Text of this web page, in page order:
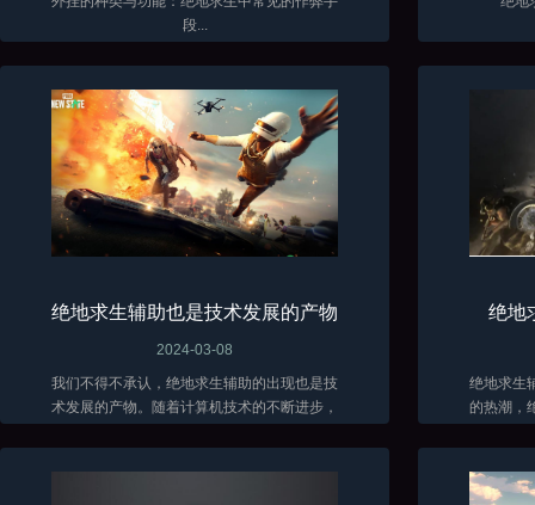
段...
绝地求生辅助也是技术发展的产物
2024-03-08
我们不得不承认，绝地求生辅助的出现也是技
术发展的产物。随着计算机技术的不断进步，
绝地
绝地求生
的热潮，